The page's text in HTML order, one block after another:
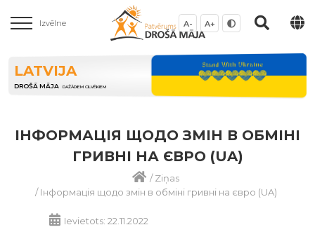
Izvēlne A- A+
LATVIJA
DROŠĀ MĀJA DAŽĀDIEM CILVĒKIEM
ІНФОРМАЦІЯ ЩОДО ЗМІН В ОБМІНІ
ГРИВНІ НА ЄВРО (UA)
/Ziņas
/Інформація щодо змін в обміні гривні на євро (UA)
Ievietots: 22.11.2022